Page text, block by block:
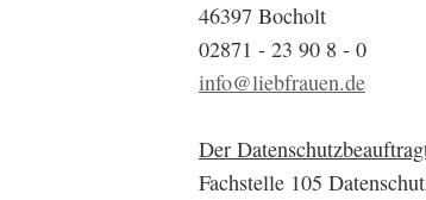
46397 Bocholt
02871 - 23 90 8 - 0
info@liebfrauen.de
Der
Fachstelle 105